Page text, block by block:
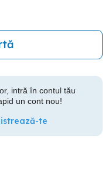
intră în contul tău
un cont nou!
te